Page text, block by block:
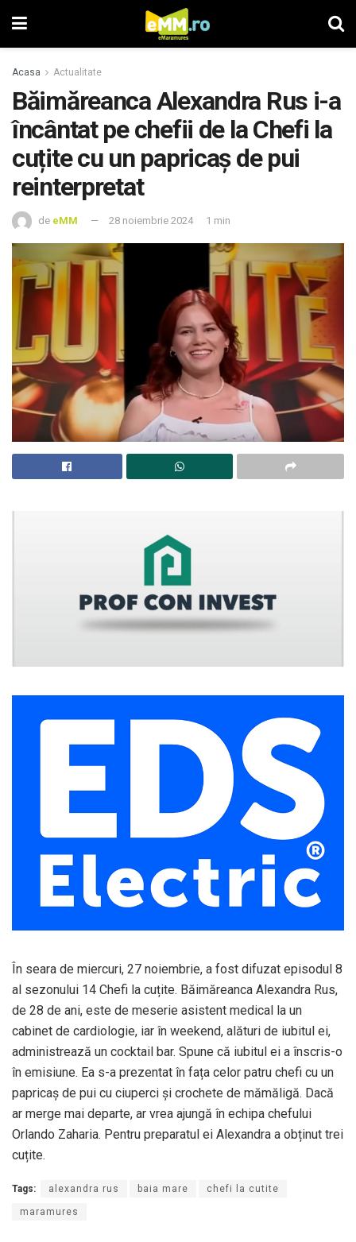
Acasa Actualitate
Băimăreanca Alexandra Rus i-a
încântat pe chefii de la Chefi la
cuțite cu un papricaș de pui
reinterpretat
de eMM 28 noiembrie 2024 1 min
În seara de miercuri, 27 noiembrie, a fost difuzat episodul 8
al sezonului 14 Chefi la cuțite. Băimăreanca Alexandra Rus,
de 28 de ani, este de meserie asistent medical la un
cabinet de cardiologie, iar în weekend, alături de iubitul ei,
administrează un cocktail bar. Spune că iubitul ei a înscris-o
în emisiune. Ea s-a prezentat în fața celor patru chefi cu un
papricaș de pui cu ciuperci și crochete de mămăligă. Dacă
ar merge mai departe, ar vrea ajungă în echipa chefului
Orlando Zaharia. Pentru preparatul ei Alexandra a obținut trei
cuțite.
Tags: alexandra rus baia mare chefi la cutite
maramures